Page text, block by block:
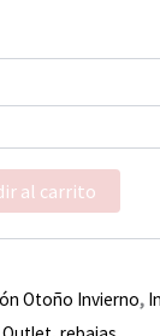
al carrito
Otoño Invierno,